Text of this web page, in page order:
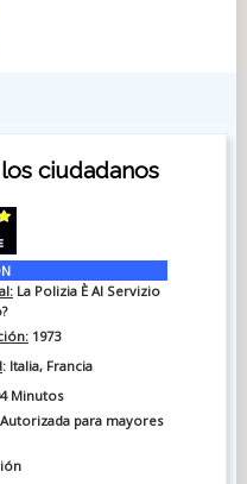
ciudadanos
La Polizia È Al Servizio
1973
: Italia, Francia
Minutos
para mayores